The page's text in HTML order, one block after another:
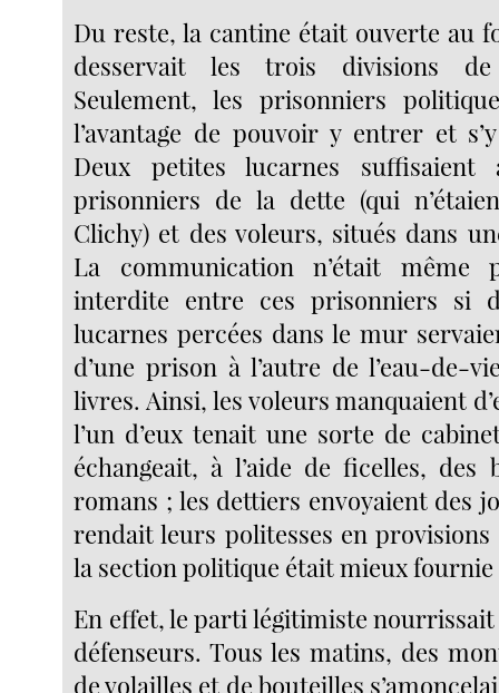
Du reste, la cantine était ouverte au
desservait les trois divisions de
Seulement, les prisonniers
l’avantage de pouvoir y entrer et
Deux petites lucarnes suffisaient
prisonniers de la dette (qui
Clichy) et des voleurs, situés dans
La communication n’était
interdite entre ces prisonniers si
lucarnes percées dans le mur
d’une prison à l’autre de l’eau-de-
livres. Ainsi, les voleurs manquaient
l’un d’eux tenait une sorte de
échangeait, à l’aide de ficelles, des
romans ; les dettiers envoyaient des
rendait leurs politesses en
la section politique était mieux
En effet, le parti légitimiste
défenseurs. Tous les matins, des
de volailles et de bouteilles